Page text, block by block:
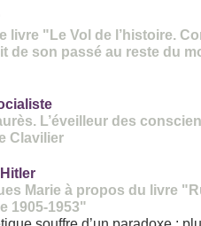
livre "Le Vol de l’histoire.
de son passé au reste du
L’éveilleur des
Clavilier
Marie à propos du livre
1905-1953"